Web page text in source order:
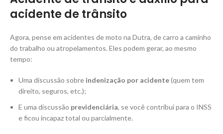
acidente de trânsito
Agora, pense em acidentes de moto na Dutra, de carro a caminho
do trabalho ou atropelamentos. Eles podem gerar, ao mesmo
tempo:
Uma discussão sobre indenização por acidente(quem tem
direito, seguros, etc.);
E uma discussão previdenciária, se você contribui para o INSS
e ficou incapaz total ou parcialmente.